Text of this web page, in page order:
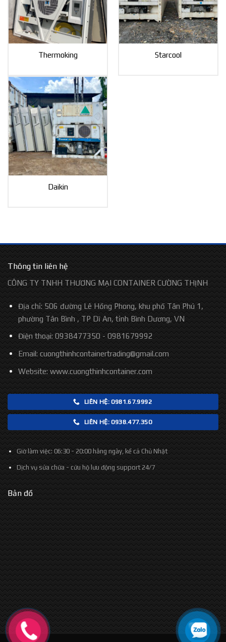
Thermoking Starcool
Daikin
Thông tin liên hệ
CÔNG TY TNHH THƯƠNG MẠI CONTAINER CƯỜNG THỊNH
Địa chỉ: 506 đường Lê Hồng Phong, khu phố Tân Phú 1,
phường Tân Bình , TP Dĩ An, tỉnh Bình Dương, VN
Điện thoại: 0938477350 - 0981679992
Email: cuongthinhcontainertrading@gmail.com
Website: www.cuongthinhcontainer.com
LIÊN HỆ: 0981.67.9992
LIÊN HỆ: 0938.477.350
Giờ làm việc: 06:30 - 20:00 hằng ngày, kể cả Chủ Nhật
Dịch vụ sửa chữa - cứu hộ lưu động support24/7
Bản đồ